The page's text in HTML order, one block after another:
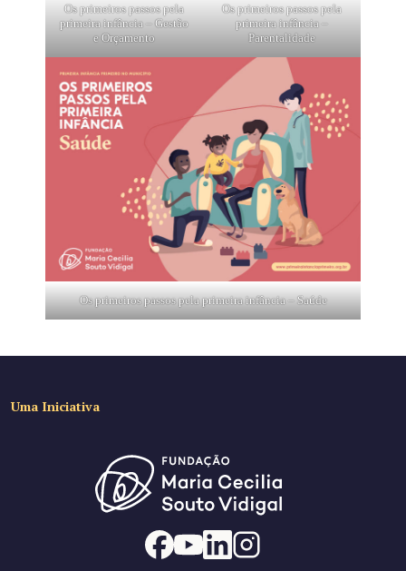
Os primeiros passos pela
primeira infância – Gestão
e Orçamento
Os primeiros passos pela
primeira infância –
Parentalidade
Os primeiros passos pela primeira infância – Saúde
Uma Iniciativa